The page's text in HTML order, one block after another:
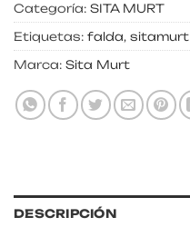
Categoría: SITA MURT
Etiquetas: falda, sitamurt
Marca: Sita Murt
DESCRIPCIÓN